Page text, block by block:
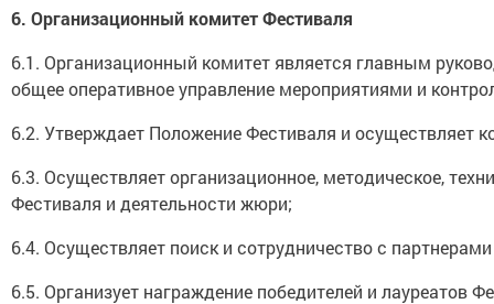
6. Организационный комитет Фестиваля
6.1. Организационный комитет является главным
общее оперативное управление мероприятиями и
6.2. Утверждает Положение Фестиваля и осуществляет
6.3. Осуществляет организационное, методическое,
Фестиваля и деятельности жюри;
6.4. Осуществляет поиск и сотрудничество с
6.5. Организует награждение победителей и лауреатов